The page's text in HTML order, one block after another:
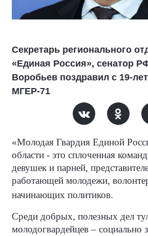
Секретарь регионального
«Единая Россия», сенатор
Воробьев поздравил с 19-
МГЕР-71
«Молодая Гвардия Единой
области - это сплоченная
девушек и парней,
работающей молодежи,
начинающих политиков.
Среди добрых, полезных дел
молодогвардейцев – социально